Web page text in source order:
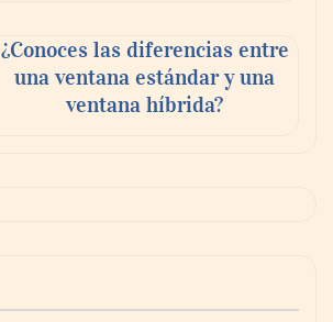
¿Conoces las diferencias entre
una ventana estándar y una
ventana híbrida?